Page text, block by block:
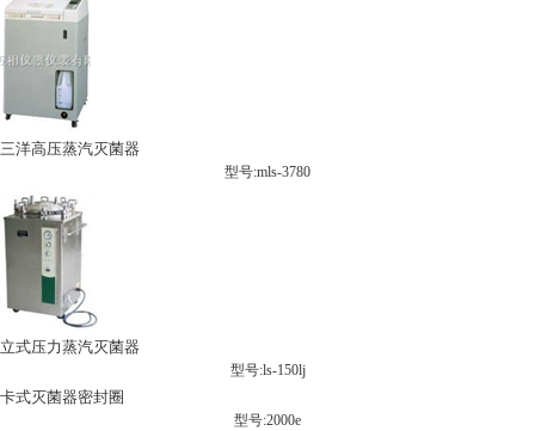
三洋高压蒸汽灭菌器
型号:mls-3780
立式压力蒸汽灭菌器
型号:ls-150lj
卡式灭菌器密封圈
型号:2000e